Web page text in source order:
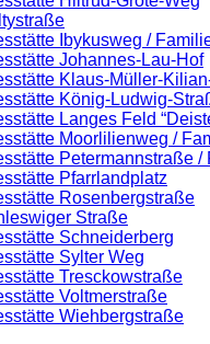
Ibykusweg /
Johannes-Lau-Hof
Klaus-Müller-
König-Ludwig-
Langes Feld
Moorlilienweg /
Petermannstraße /
Pfarrlandplatz
Rosenbergstraße
Straße
Schneiderberg
Sylter Weg
Tresckowstraße
Voltmerstraße
Wiehbergstraße